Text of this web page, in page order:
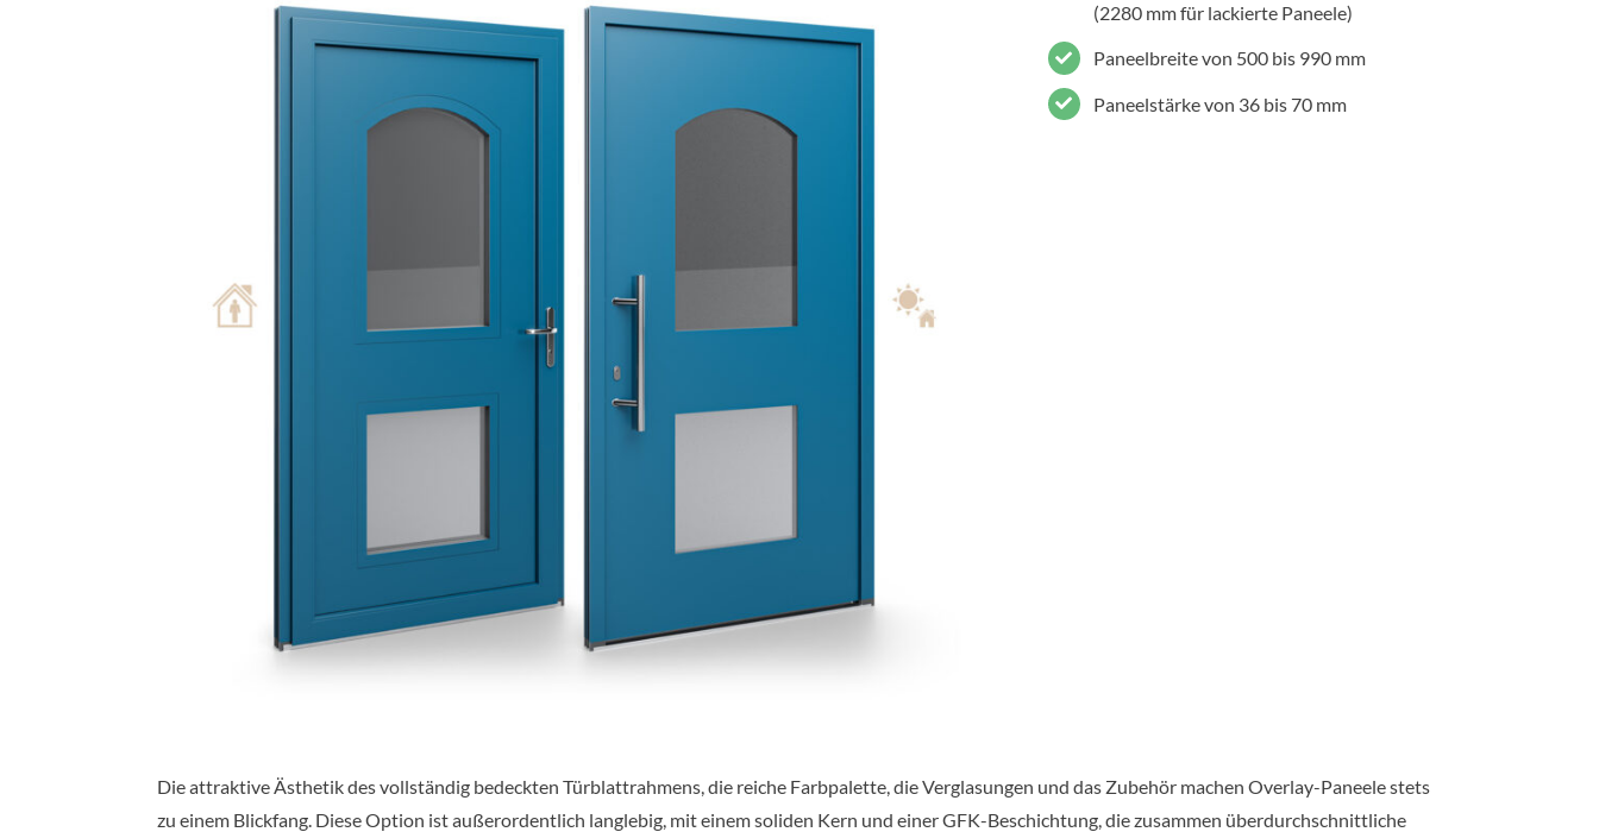
(2280 mm für lackierte Paneele)
Paneelbreite von 500 bis 990 mm
Paneelstärke von 36 bis 70 mm
Die attraktive Ästhetik des vollständig bedeckten Türblattrahmens, die reiche Farbpalette, die Verglasungen und das Zubehör machen Overlay-Paneele stets
zu einem Blickfang. Diese Option ist außerordentlich langlebig, mit einem soliden Kern und einer GFK-Beschichtung, die zusammen überdurchschnittliche